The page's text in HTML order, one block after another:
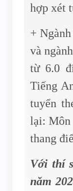
hợp xét
+
và
từ 6.0
Tiếng
tuyển
lại: Môn
thang
Với thí
năm